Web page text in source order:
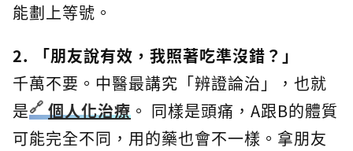
能劃上等號。
2. 「朋友說有效，我照著吃準沒錯？」
千萬不要。中醫最講究「辨證論治」，也就
是
個人化治療 。 同樣是頭痛，A跟B的體質
可能完全不同，用的藥也會不一樣。拿朋友